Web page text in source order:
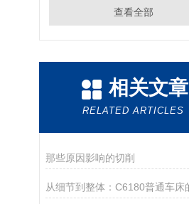
查看全部
相关文章
RELATED ARTICLES
那些原因影响的切削